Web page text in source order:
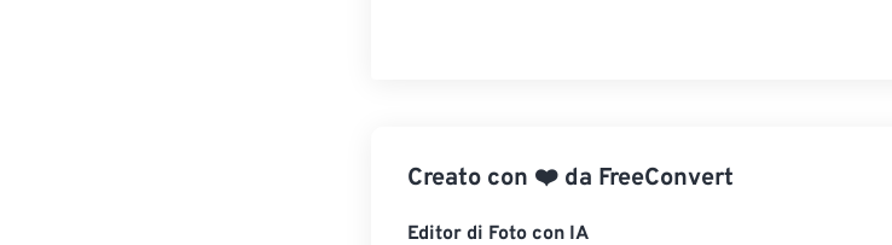
Creato con ❤️ da FreeConvert
Editor di Foto con IA